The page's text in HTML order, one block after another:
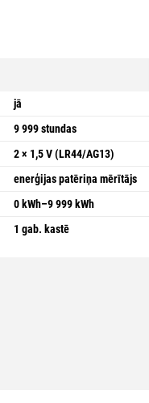
jā
9 999 stundas
2 × 1,5 V (LR44/AG13)
enerģijas patēriņa mērītājs
0 kWh–9 999 kWh
1 gab. kastē